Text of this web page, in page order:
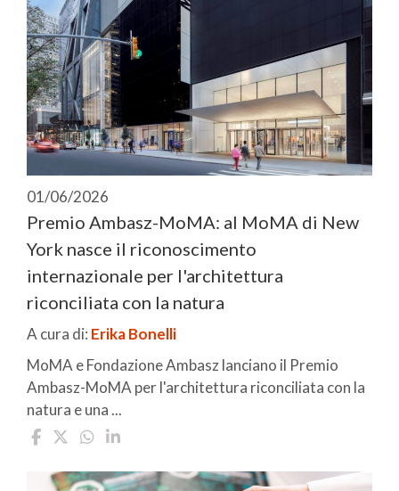
01/06/2026
Premio Ambasz-MoMA: al MoMA di New
York nasce il riconoscimento
internazionale per l'architettura
riconciliata con la natura
A cura di: Erika Bonelli
MoMA e Fondazione Ambasz lanciano il Premio
Ambasz-MoMA per l'architettura riconciliata con la
natura e una ...